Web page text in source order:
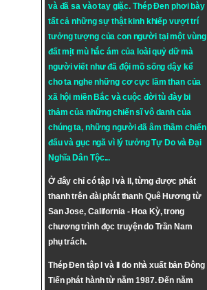
và đã sa vào tay giặc. Thép Đen phơi bày
tất cả những sự thật kinh khiếp vượt trí
tưởng tượng của con người tại một vùng
đất mịt mù hắc ám của loài quỷ dữ mà
người viết như đã đội mồ sống dậy kể
cho ta nghe những cơ cực lầm than của
xã hội miền Bắc và cuộc đời tù đày bi
thảm của những chiến sĩ vô danh của
chúng ta, những người đã âm thầm chiến
đấu và gục ngã vì lý tưởngTự DovàĐại
Nghĩa Dân Tộc...
Ở đây chỉ có tập I và II, từng được phát
thanh trên đài phát thanh Quê Hương từ
San Jose, California - Hoa Kỳ, trong
chương trình đọc truyện do Trần Nam
phụ trách.
Thép Đen tập I và II do nhà xuất bản Đông
Tiến phát hành từ năm 1987. Đến năm